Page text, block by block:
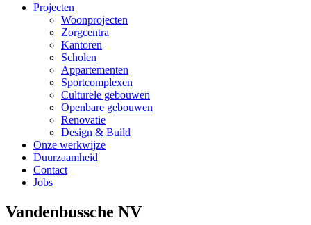
Hoofdnavigatie
Projecten
Woonprojecten
Zorgcentra
Kantoren
Scholen
Appartementen
Sportcomplexen
Culturele gebouwen
Openbare gebouwen
Renovatie
Design & Build
Onze werkwijze
Duurzaamheid
Contact
Jobs
Vandenbussche NV